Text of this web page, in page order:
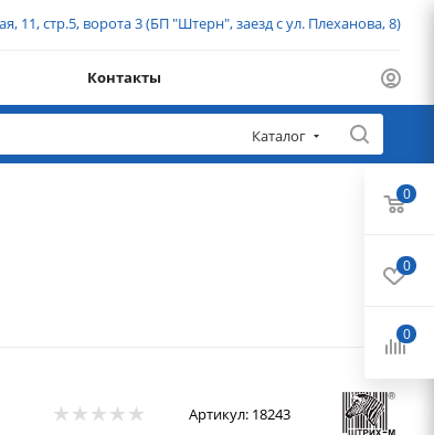
11, стр.5, ворота 3 (БП "Штерн", заезд с ул. Плеханова, 8)
Контакты
Каталог
Артикул: 18243
0
0
0